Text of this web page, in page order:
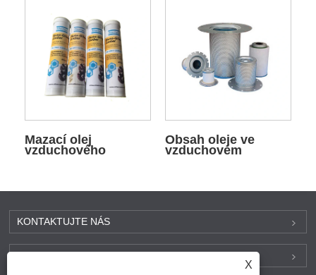
Mazací olej
vzduchového
Obsah oleje ve
vzduchovém
KONTAKTUJTE NÁS
PRODUKTY
X